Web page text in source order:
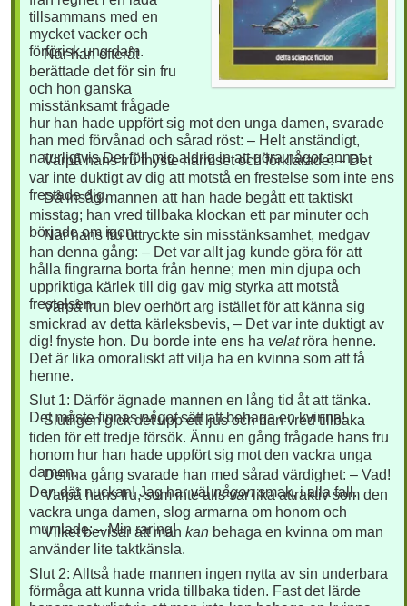
tillsammans med en
mycket vacker och
förförisk ung dam.
När han efteråt
berättade det för sin fru
och hon ganska
misstänksamt frågade
hur han hade uppfört sig mot den unga damen, svarade
han med förvånad och sårad röst: – Helt anständigt,
naturligtvis Det föll mig aldrig in att göra något annat.
Varpå hans fru fnyste harmset och förklarade: – Det
var inte duktigt av dig att motstå en frestelse som inte ens
frestade dig.
Då insåg mannen att han hade begått ett taktiskt
misstag; han vred tillbaka klockan ett par minuter och
började om igen.
När hans fru uttryckte sin misstänksamhet, medgav
han denna gång: – Det var allt jag kunde göra för att
hålla fingrarna borta från henne; men min djupa och
uppriktiga kärlek till dig gav mig styrka att motstå
frestelsen.
Varpå frun blev oerhört arg istället för att känna sig
smickrad av detta kärleksbevis, – Det var inte duktigt av
dig! fnyste hon. Du borde inte ens ha velatröra henne.
Det är lika omoraliskt att vilja ha en kvinna som att få
henne.
Slut 1: Därför ägnade mannen en lång tid åt att tänka.
Det måste finnasnågotsätt att behaga en kvinna!
Slutligen gick det upp ett ljus och han vred tillbaka
tiden för ett tredje försök. Ännu en gång frågade hans fru
honom hur han hade uppfört sig mot den vackra unga
damen.
Denna gång svarade han med sårad värdighet: – Vad!
Den där nuckan! Jag har välnågonsmak, i alla fall.
Varpå hans fru, som inte alls var lika attraktiv som den
vackra unga damen, slog armarna om honom och
mumlade: – Min raring!
Vilket bevisar att man kanbehaga en kvinna om man
använder lite taktkänsla.
Slut 2: Alltså hade mannen ingen nytta av sin underbara
förmåga att kunna vrida tillbaka tiden. Fast det lärde